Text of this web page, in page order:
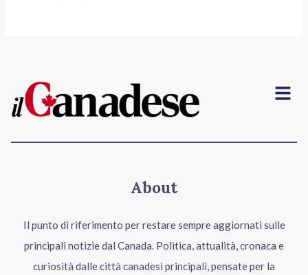
Menu
About
Il punto di riferimento per restare sempre aggiornati sulle
principali notizie dal Canada. Politica, attualità, cronaca e
curiosità dalle città canadesi principali, pensate per la